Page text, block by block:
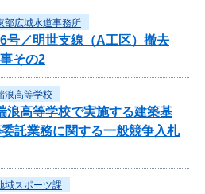
部広域水道事務所
号／明世支線（A工区）撤去
その2
浪高等学校
高等学校で実施する建築基
託業務に関する一般競争入札
域スポーツ課